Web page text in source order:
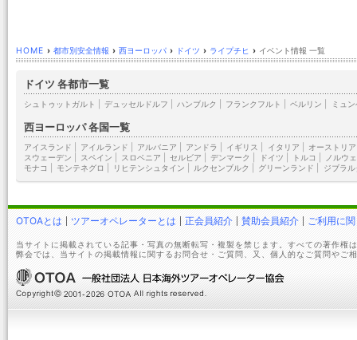
HOME › 都市別安全情報 › 西ヨーロッパ › ドイツ › ライプチヒ › イベント情報 一覧
ドイツ 各都市一覧
シュトゥットガルト デュッセルドルフ ハンブルク フランクフルト ベルリン ミュ
西ヨーロッパ 各国一覧
アイスランド アイルランド アルバニア アンドラ イギリス イタリア オーストリア
スウェーデン
スペイン スロベニア セルビア デンマーク ドイツ トルコ
ノルウ
モナコ
モンテネグロ リヒテンシュタイン ルクセンブルク グリーンランド ジブラル
OTOAとは ツアーオペレーターとは 正会員紹介 賛助会員紹介 ご利用に
当サイトに掲載されている記事・写真の無断転写・複製を禁じます。すべての著作権
弊会では、当サイトの掲載情報に関するお問合せ・ご質問、又、個人的なご質問やご